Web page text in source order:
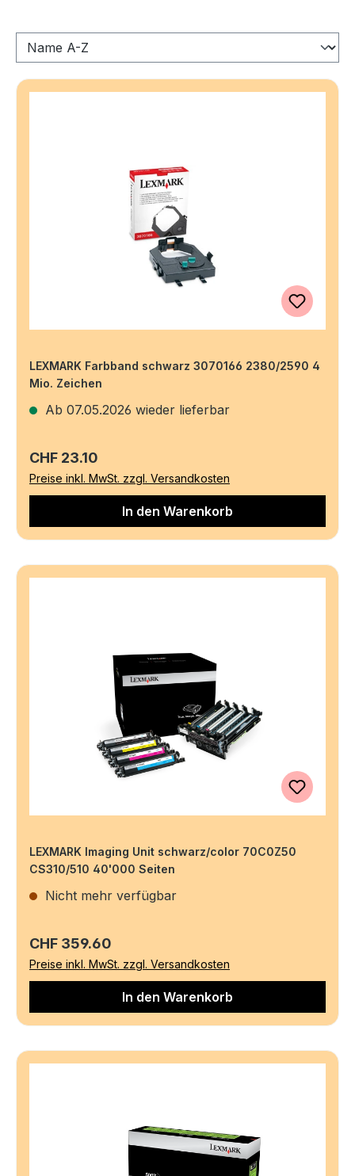
LEXMARK Farbband schwarz 3070166 2380/2590 4
Mio. Zeichen
Ab 07.05.2026 wieder lieferbar
Regulärer Preis:
CHF 23.10
Preise inkl. MwSt. zzgl. Versandkosten
In den Warenkorb
LEXMARK Imaging Unit schwarz/color 70C0Z50
CS310/510 40'000 Seiten
Nicht mehr verfügbar
Regulärer Preis:
CHF 359.60
Preise inkl. MwSt. zzgl. Versandkosten
In den Warenkorb